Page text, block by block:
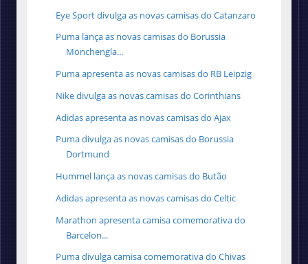
Eye Sport divulga as novas camisas do Catanzaro
Puma lança as novas camisas do Borussia
Mönchengla...
Puma apresenta as novas camisas do RB Leipzig
Nike divulga as novas camisas do Corinthians
Adidas apresenta as novas camisas do Ajax
Puma divulga as novas camisas do Borussia
Dortmund
Hummel lança as novas camisas do Butão
Adidas apresenta as novas camisas do Celtic
Marathon apresenta camisa comemorativa do
Barcelon...
Puma divulga camisa comemorativa do Chivas